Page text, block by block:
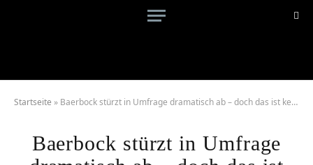
Startseite » Baerbock stürzt in Umfrage dramatisch ab – doch das ist kein Grund zur Entwarnung
Baerbock stürzt in Umfrage